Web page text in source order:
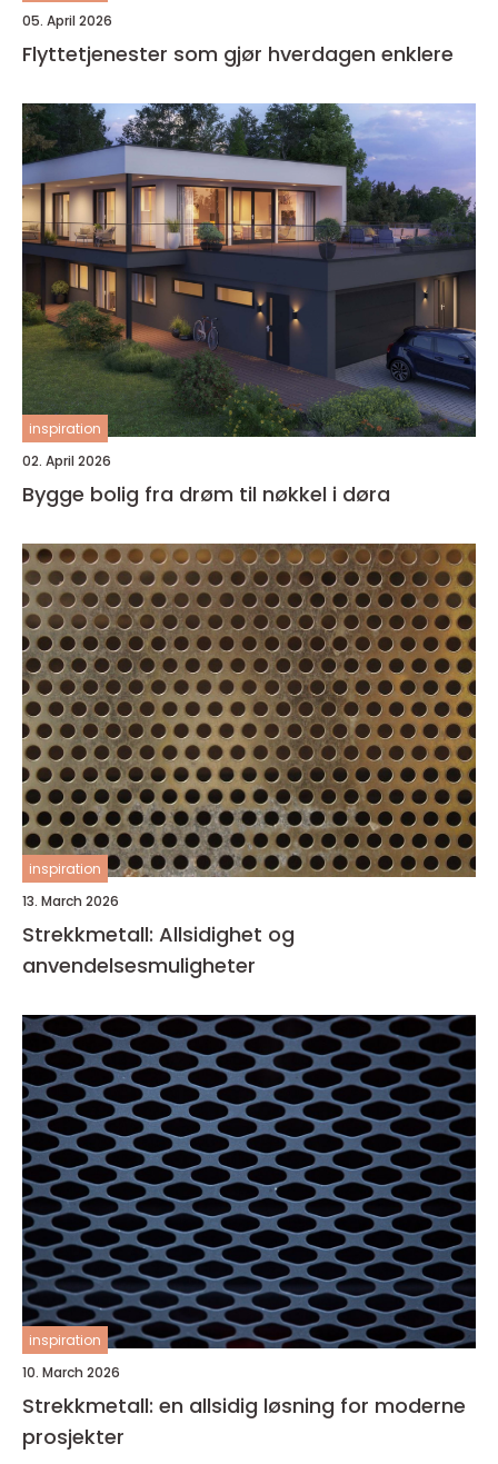
05. April 2026
Flyttetjenester som gjør hverdagen enklere
inspiration
02. April 2026
Bygge bolig fra drøm til nøkkel i døra
inspiration
13. March 2026
Strekkmetall: Allsidighet og
anvendelsesmuligheter
inspiration
10. March 2026
Strekkmetall: en allsidig løsning for moderne
prosjekter